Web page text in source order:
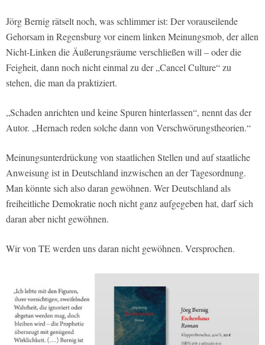
Jörg Bernig rätselt noch, was schlimmer ist: Der vorauseilende
Gehorsam in Regensburg vor einem linken Meinungsmob, der allen
Nicht-Linken die Äußerungsräume verschließen will – oder die
Feigheit, dann noch nicht einmal zu der „Cancel Culture“ zu
stehen, die man da praktiziert.
„Schaden anrichten und keine Spuren hinterlassen“, nennt das der
Autor. „Hernach reden solche dann von Verschwörungstheorien.“
Meinungsunterdrückung von staatlichen Stellen und auf staatliche
Anweisung ist in Deutschland inzwischen an der Tagesordnung.
Man könnte sich also daran gewöhnen. Wer Deutschland als
freiheitliche Demokratie noch nicht ganz aufgegeben hat, darf sich
daran aber nicht gewöhnen.
Wir von TE werden uns daran nicht gewöhnen. Versprochen.